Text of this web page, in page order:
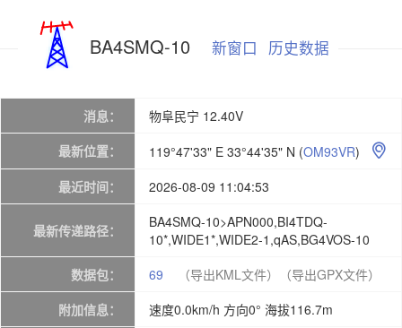
BA4SMQ-10 新窗口 历史数据
消息：
物阜民宁 12.40V
最新位置：
119°47'33" E 33°44'35" N (OM93VR) 
最近时间： 2026-08-09 11:04:53
最新传递路径：
BA4SMQ-10>APN000,BI4TDQ-
10*,WIDE1*,WIDE2-1,qAS,BG4VOS-10
数据包：
69 （导出KML文件）
（导出GPX文件）
附加信息：
速度0.0km/h 方向0° 海拔116.7m